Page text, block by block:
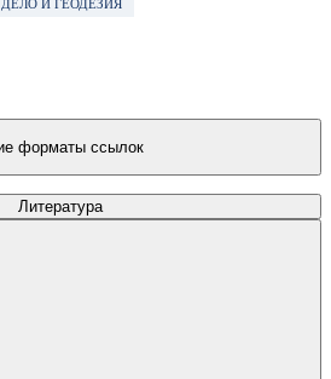
И ГЕОДЕЗИЯ
форматы ссылок
Литература